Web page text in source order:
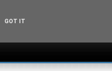
GOT IT